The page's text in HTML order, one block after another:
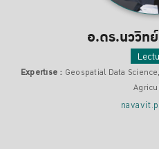
อ.ดร.นววิท
Expertise : Geospatial Data